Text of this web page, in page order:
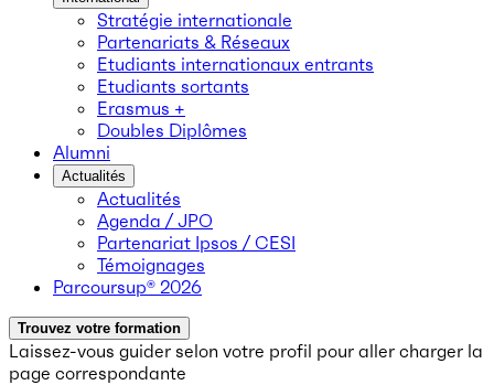
Stratégie internationale
Partenariats & Réseaux
Etudiants internationaux entrants
Etudiants sortants
Erasmus +
Doubles Diplômes
Alumni
Actualités
Actualités
Agenda / JPO
Partenariat Ipsos / CESI
Témoignages
Parcoursup® 2026
Trouvez votre formation
Laissez-vous guider selon votre profil pour aller charger la
page correspondante